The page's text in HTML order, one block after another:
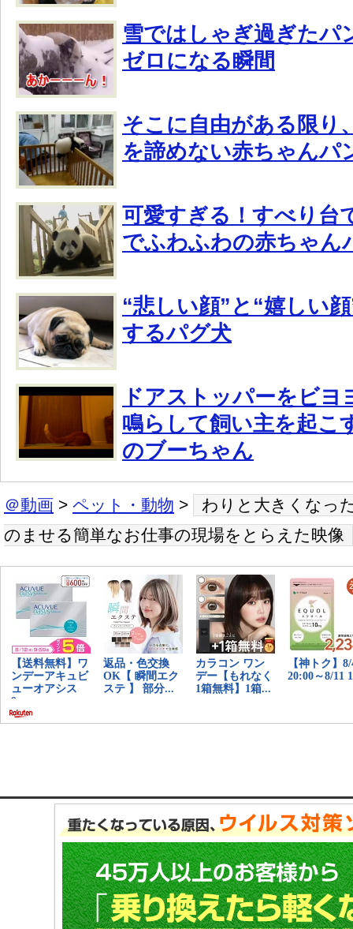
雪ではしゃぎ過ぎたパ
ゼロになる瞬間
そこに自由がある限り
を諦めない赤ちゃんパ
可愛すぎる！すべり台
でふわふわの赤ちゃん
“悲しい顔”と“嬉しい
するパグ犬
ドアストッパーをビ
鳴らして飼い主を起こ
のブーちゃん
＠動画 > ペット・動物 >
わりと大きくなっ
のませる簡単なお仕事の現場をとらえた映像